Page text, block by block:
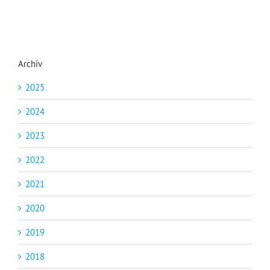
Archiv
2025
2024
2023
2022
2021
2020
2019
2018